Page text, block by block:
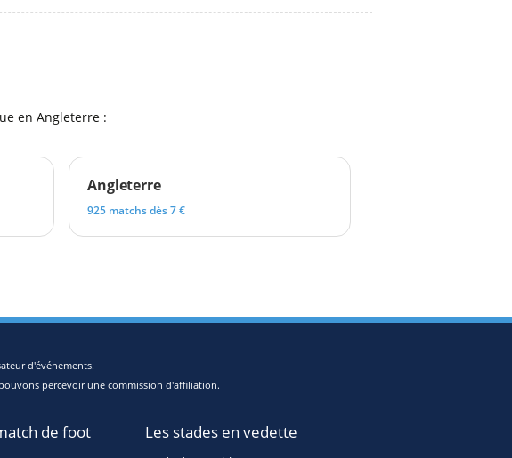
en Angleterre :
Angleterre
925 matchs dès 7 €
d'événements.
percevoir une commission d'affiliation.
de foot Les stades en vedette